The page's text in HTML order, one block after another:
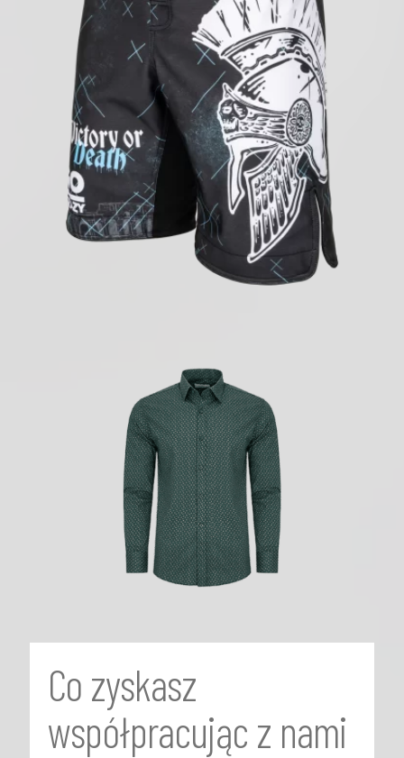
Co zyskasz
współpracując z nami